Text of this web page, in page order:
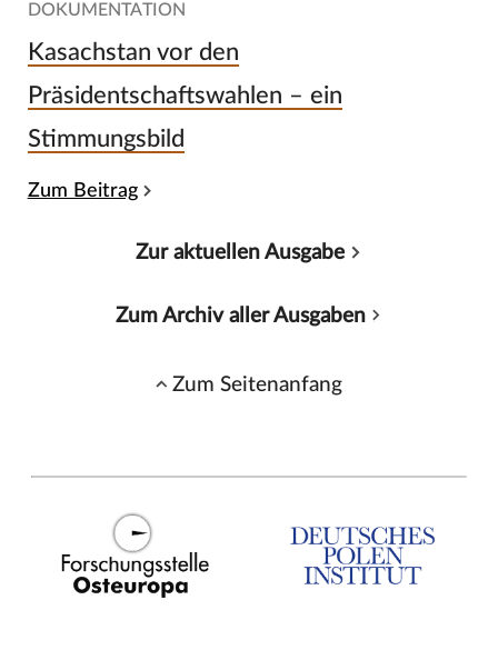
DOKUMENTATION
Kasachstan vor den
Präsidentschaftswahlen – ein
Stimmungsbild
Zum Beitrag
Zur aktuellen Ausgabe
Zum Archiv aller Ausgaben
Zum Seitenanfang